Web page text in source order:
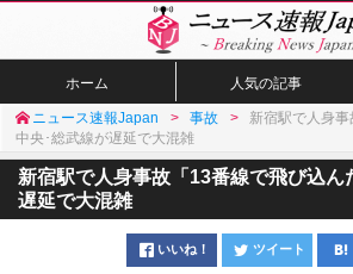
ホーム 人気の記事
ニュース速報Japan 事故
新宿駅で人身事
中央･総武線が遅延で大混雑
新宿駅で人身事故「13番線で飛び込ん
遅延で大混雑
いいね！ ツイート